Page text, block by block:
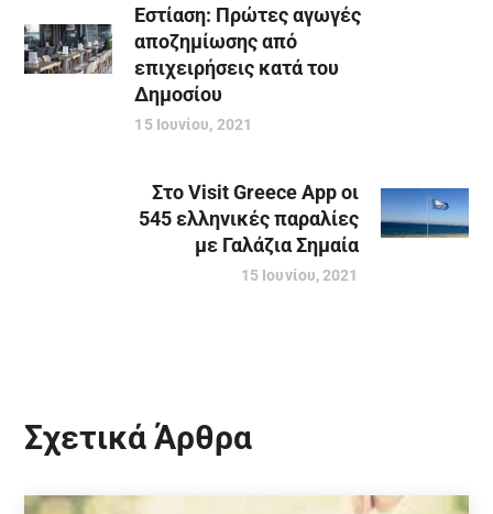
Εστίαση: Πρώτες αγωγές
αποζημίωσης από
επιχειρήσεις κατά του
Δημοσίου
15 Ιουνίου, 2021
Στο Visit Greece App οι
545 ελληνικές παραλίες
με Γαλάζια Σημαία
15 Ιουνίου, 2021
Σχετικά Άρθρα